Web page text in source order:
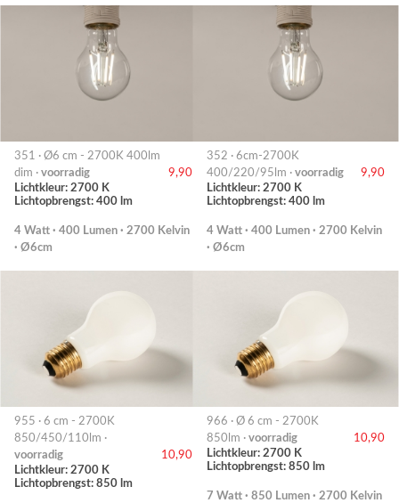
351 · Ø6 cm - 2700K 400lm
dim · voorradig
9,90
Lichtkleur: 2700 K
Lichtopbrengst: 400 lm
4 Watt · 400 Lumen · 2700 Kelvin
· Ø6cm
352 · 6cm-2700K
400/220/95lm · voorradig
9,90
Lichtkleur: 2700 K
Lichtopbrengst: 400 lm
4 Watt · 400 Lumen · 2700 Kelvin
· Ø6cm
955 · 6 cm - 2700K
850/450/110lm ·
voorradig
10,90
Lichtkleur: 2700 K
Lichtopbrengst: 850 lm
966 · Ø 6 cm - 2700K
850lm · voorradig
10,90
Lichtkleur: 2700 K
Lichtopbrengst: 850 lm
7 Watt · 850 Lumen · 2700 Kelvin